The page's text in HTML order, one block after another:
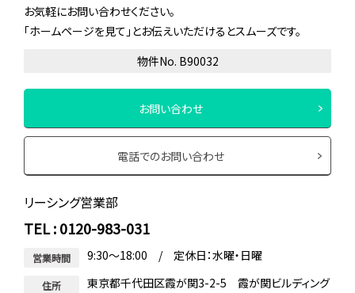
お気軽にお問い合わせください。
「ホームページを見て」とお伝えいただけるとスムーズです。
物件No. B90032
お問い合わせ
電話でのお問い合わせ
リーシング営業部
TEL : 0120-983-031
営業時間 9:30～18:00 / 定休日：水曜・日曜
住所
東京都千代田区霞が関3-2-5 霞が関ビルディング